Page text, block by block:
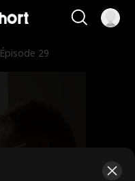
Épisode 29